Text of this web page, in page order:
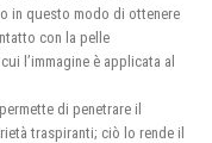
in questo modo di ottenere
con la pelle
l’immagine è applicata al
di penetrare il
traspiranti; ciò lo rende il